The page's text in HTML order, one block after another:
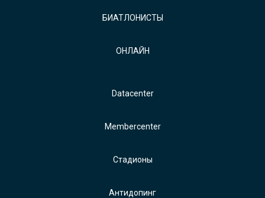
БИАТЛОНИСТЫ
ОНЛАЙН
Datacenter
Membercenter
Стадионы
Антидопинг